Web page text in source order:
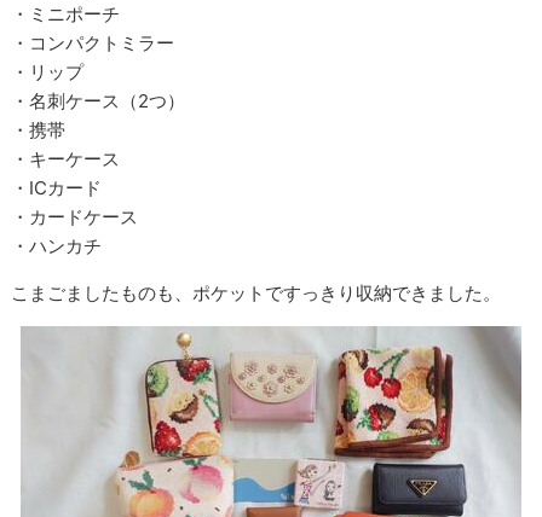
・ミニポーチ
・コンパクトミラー
・リップ
・名刺ケース（2つ）
・携帯
・キーケース
・ICカード
・カードケース
・ハンカチ
こまごましたものも、ポケットですっきり収納できました。